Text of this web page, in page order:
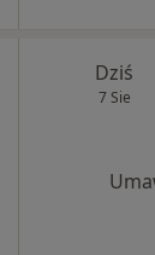
Dziś
7 Sie